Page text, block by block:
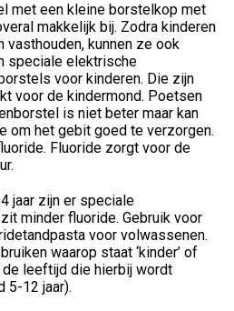
met een kleine borstelkop met
makkelijk bij. Zodra kinderen
vasthouden, kunnen ze ook
speciale elektrische
voor kinderen. Die zijn
voor de kindermond. Poetsen
is niet beter maar kan
om het gebit goed te verzorgen.
Fluoride zorgt voor de
jaar zijn er speciale
minder fluoride. Gebruik voor
voor volwassenen.
waarop staat ‘kinder’ of
de leeftijd die hierbij wordt
5-12 jaar).